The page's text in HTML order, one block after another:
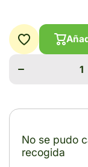
Disminuir
cantidad
SIMPARICA
No se pudo
recogida